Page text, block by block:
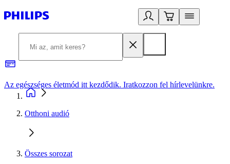
Az egészséges életmód itt kezdődik. Iratkozzon fel hírlevelünkre.
Otthoni audió
Összes sorozat